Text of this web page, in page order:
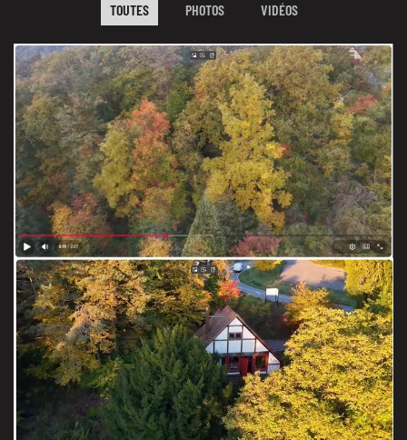
TOUTES PHOTOS VIDÉOS
de Saverne
Octobre 2025
VOIR LES RUSH
Coings et nature
Rush = matière brute sans montage
VOIR LES RUSH